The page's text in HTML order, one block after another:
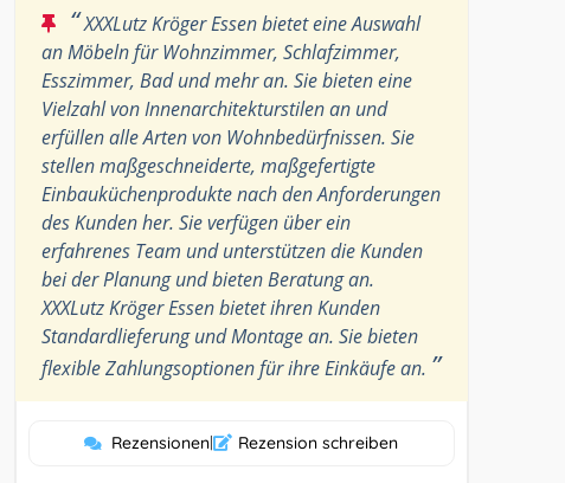
“XXXLutz Kröger Essen bietet eine Auswahl
an Möbeln für Wohnzimmer, Schlafzimmer,
Esszimmer, Bad und mehr an. Sie bieten eine
Vielzahl von Innenarchitekturstilen an und
erfüllen alle Arten von Wohnbedürfnissen. Sie
stellen maßgeschneiderte, maßgefertigte
Einbauküchenprodukte nach den Anforderungen
des Kunden her. Sie verfügen über ein
erfahrenes Team und unterstützen die Kunden
bei der Planung und bieten Beratung an.
XXXLutz Kröger Essen bietet ihren Kunden
Standardlieferung und Montage an. Sie bieten
flexible Zahlungsoptionen für ihre Einkäufe an. ”
Rezensionen| Rezension schreiben